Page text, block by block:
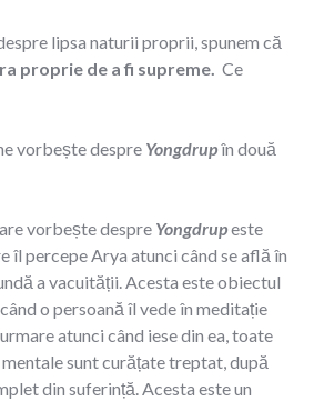
lipsa naturii proprii, spunem că
proprie de a fi supreme. Ce
vorbește despre Yongdrupîn două
vorbește despre Yongdrupeste
îl percepe Arya atunci când se află în
a vacuității. Acesta este obiectul
o persoană îl vede în meditație
atunci când iese din ea, toate
sunt curățate treptat, după
din suferință. Acesta este un